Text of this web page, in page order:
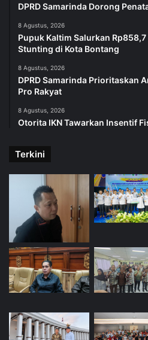
DPRD Samarinda Dorong
8 Agustus, 2026
Pupuk Kaltim Salurkan
Stunting di Kota Bontang
8 Agustus, 2026
DPRD Samarinda Prioritaskan
Pro Rakyat
8 Agustus, 2026
Otorita IKN Tawarkan Insentif
Terkini